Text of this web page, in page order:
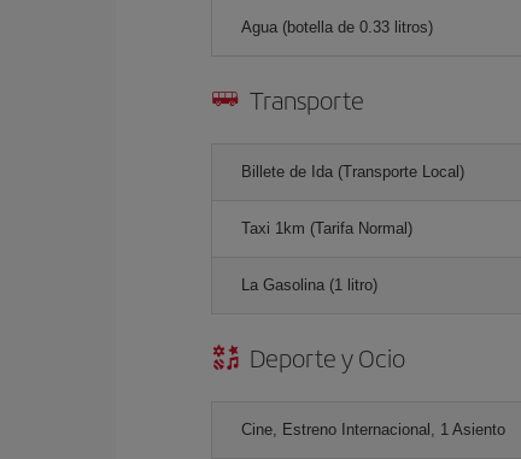
Agua (botella de 0.33 litros)
Transporte
Billete de Ida (Transporte Local)
Taxi 1km (Tarifa Normal)
La Gasolina (1 litro)
Deporte y Ocio
Cine, Estreno Internacional, 1 Asiento